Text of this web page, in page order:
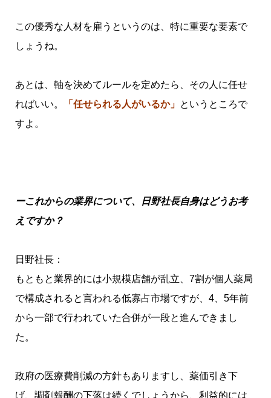
この優秀な人材を雇うというのは、特に重要な要素で
しょうね。
あとは、軸を決めてルールを定めたら、その人に任せ
ればいい。
「任せられる人がいるか」 というところで
すよ。
ーこれからの業界について、日野社長自身はどうお考
えですか？
日野社長：
もともと業界的には小規模店舗が乱立、7割が個人薬局
で構成されると言われる低寡占市場ですが、4、5年前
から一部で行われていた合併が一段と進んできまし
た。
政府の医療費削減の方針もありますし、薬価引き下
げ、調剤報酬の下落は続くでしょうから、利益的には